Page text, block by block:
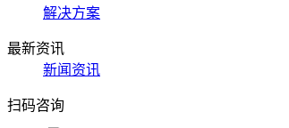
解决方案
最新资讯
新闻资讯
扫码咨询